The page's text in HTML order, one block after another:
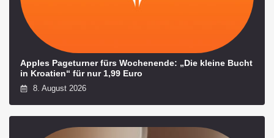
Apples Pageturner fürs Wochenende: „Die kleine Bucht
in Kroatien“ für nur 1,99 Euro
8. August 2026